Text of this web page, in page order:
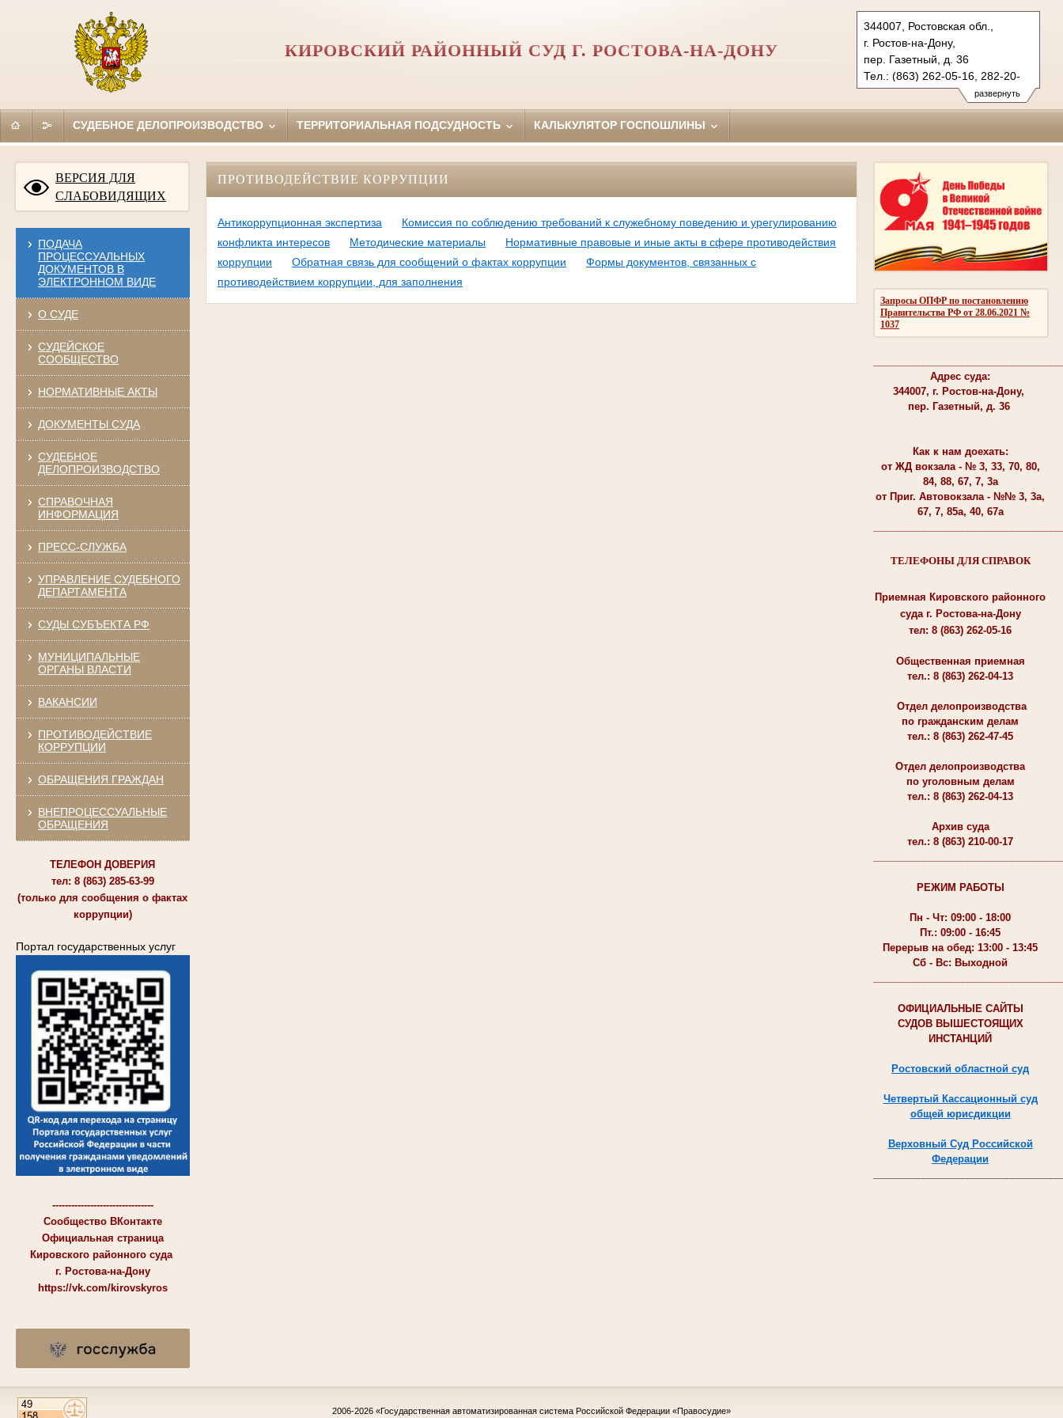
развернуть
344007, Ростовская обл.,
г. Ростов-на-Дону,
пер. Газетный, д. 36
Тел.: (863) 262-05-16, 282-20-
58 (ф.)
kirovsky.ros@sudrf.ru
КИРОВСКИЙ РАЙОННЫЙ СУД Г. РОСТОВА-НА-ДОНУ
СУДЕБНОЕ ДЕЛОПРОИЗВОДСТВО ТЕРРИТОРИАЛЬНАЯ ПОДСУДНОСТЬ КАЛЬКУЛЯТОР ГОСПОШЛИНЫ
ВЕРСИЯ ДЛЯ
СЛАБОВИДЯЩИХ
ПОДАЧА
ПРОЦЕССУАЛЬНЫХ
ДОКУМЕНТОВ В
ЭЛЕКТРОННОМ ВИДЕ
О СУДЕ
СУДЕЙСКОЕ
СООБЩЕСТВО
НОРМАТИВНЫЕ АКТЫ
ДОКУМЕНТЫ СУДА
СУДЕБНОЕ
ДЕЛОПРОИЗВОДСТВО
СПРАВОЧНАЯ
ИНФОРМАЦИЯ
ПРЕСС-СЛУЖБА
УПРАВЛЕНИЕ СУДЕБНОГО
ДЕПАРТАМЕНТА
СУДЫ СУБЪЕКТА РФ
МУНИЦИПАЛЬНЫЕ
ОРГАНЫ ВЛАСТИ
ВАКАНСИИ
ПРОТИВОДЕЙСТВИЕ
КОРРУПЦИИ
ОБРАЩЕНИЯ ГРАЖДАН
ВНЕПРОЦЕССУАЛЬНЫЕ
ОБРАЩЕНИЯ
ТЕЛЕФОН ДОВЕРИЯ
тел: 8 (863) 285-63-99
(только для сообщения о фактах
коррупции)
Портал государственных услуг
--------------------------------
Сообщество ВКонтакте
Официальная страница
Кировского районного суда
г. Ростова-на-Дону
https://vk.com/kirovskyros
Запросы ОПФР по постановлению
Правительства РФ от 28.06.2021 №
1037
Адрес суда:
344007, г. Ростов-на-Дону,
пер. Газетный, д. 36
Как к нам доехать:
от ЖД вокзала - № 3, 33, 70, 80,
84, 88, 67, 7, 3а
от Приг. Автовокзала - №№ 3, 3а,
67, 7, 85а, 40, 67а
ТЕЛЕФОНЫ ДЛЯ СПРАВОК
Приемная Кировского районного
суда г. Ростова-на-Дону
тел: 8 (863) 262-05-16
Общественная приемная
тел.: 8 (863) 262-04-13
Отдел делопроизводства
по гражданским делам
тел.: 8 (863) 262-47-45
Отдел делопроизводства
по уголовным делам
тел.: 8 (863) 262-04-13
Архив суда
тел.: 8 (863) 210-00-17
РЕЖИМ РАБОТЫ
Пн - Чт: 09:00 - 18:00
Пт.: 09:00 - 16:45
Перерыв на обед: 13:00 - 13:45
Сб - Вс: Выходной
ОФИЦИАЛЬНЫЕ САЙТЫ
СУДОВ ВЫШЕСТОЯЩИХ
ИНСТАНЦИЙ
Ростовский областной суд
Четвертый Кассационный суд
общей юрисдикции
Верховный Суд Российской
Федерации
ПРОТИВОДЕЙСТВИЕ КОРРУПЦИИ
Антикоррупционная экспертиза
Комиссия по соблюдению требований к служебному поведению и урегулированию
конфликта интересов
Методические материалы
Нормативные правовые и иные акты в сфере противодействия
коррупции
Обратная связь для сообщений о фактах коррупции
Формы документов, связанных с
противодействием коррупции, для заполнения
2006-2026 «Государственная автоматизированная система Российской Федерации «Правосудие»